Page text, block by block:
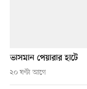
ভাসমান পেয়ারার হাটে
২০ ঘণ্টা আগে